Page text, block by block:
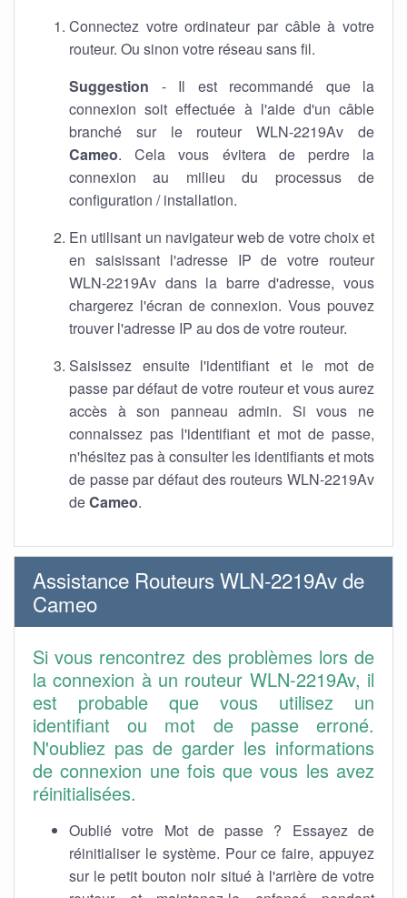
Connectez votre ordinateur par câble à votre
routeur. Ou sinon votre réseau sans fil.
Suggestion - Il est recommandé que la
connexion soit effectuée à l'aide d'un câble
branché sur le routeur WLN-2219Av de
Cameo. Cela vous évitera de perdre la
connexion au milieu du processus de
configuration / installation.
En utilisant un navigateur web de votre choix et
en saisissant l'adresse IP de votre routeur
WLN-2219Av dans la barre d'adresse, vous
chargerez l'écran de connexion. Vous pouvez
trouver l'adresse IP au dos de votre routeur.
Saisissez ensuite l'identifiant et le mot de
passe par défaut de votre routeur et vous aurez
accès à son panneau admin. Si vous ne
connaissez pas l'identifiant et mot de passe,
n'hésitez pas à consulter les identifiants et mots
de passe par défaut des routeurs WLN-2219Av
deCameo.
Assistance Routeurs WLN-2219Av de
Cameo
Si vous rencontrez des problèmes lors de
la connexion à un routeur WLN-2219Av, il
est probable que vous utilisez un
identifiant ou mot de passe erroné.
N'oubliez pas de garder les informations
de connexion une fois que vous les avez
réinitialisées.
Oublié votre Mot de passe ? Essayez de
réinitialiser le système. Pour ce faire, appuyez
sur le petit bouton noir situé à l'arrière de votre